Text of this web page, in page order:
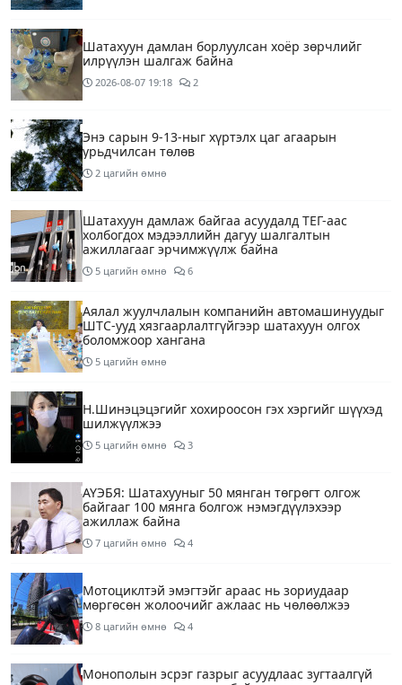
Шатахуун дамлан борлуулсан хоёр зөрчлийг
илрүүлэн шалгаж байна
2026-08-07 19:18 2
Энэ сарын 9-13-ныг хүртэлх цаг агаарын
урьдчилсан төлөв
2 цагийн өмнө
Шатахуун дамлаж байгаа асуудалд ТЕГ-аас
холбогдох мэдээллийн дагуу шалгалтын
ажиллагааг эрчимжүүлж байна
5 цагийн өмнө 6
Аялал жуулчлалын компанийн автомашинуудыг
ШТС-ууд хязгаарлалтгүйгээр шатахуун олгох
боломжоор хангана
5 цагийн өмнө
Н.Шинэцэцэгийг хохироосон гэх хэргийг шүүхэд
шилжүүлжээ
5 цагийн өмнө 3
АҮЭБЯ: Шатахууныг 50 мянган төгрөгт олгож
байгааг 100 мянга болгож нэмэгдүүлэхээр
ажиллаж байна
7 цагийн өмнө 4
Мотоциклтэй эмэгтэйг араас нь зориудаар
мөргөсөн жолоочийг ажлаас нь чөлөөлжээ
8 цагийн өмнө 4
Монополын эсрэг газрыг асуудлаас зугтаалгүй